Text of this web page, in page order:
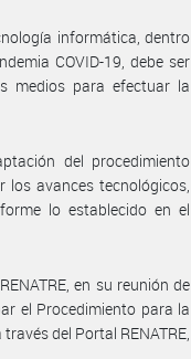
informática, dentro
COVID-19, debe ser
medios para efectuar la
del procedimiento
avances tecnológicos,
lo establecido en el
en su reunión de
el Procedimiento para la
través del Portal RENATRE,